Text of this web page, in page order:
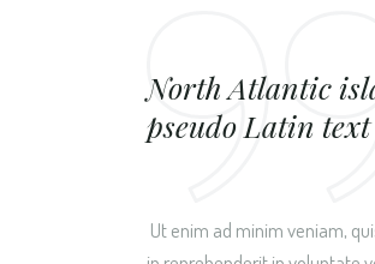
North Atlantic
pseudo Latin
Ut enim ad minim veniam,